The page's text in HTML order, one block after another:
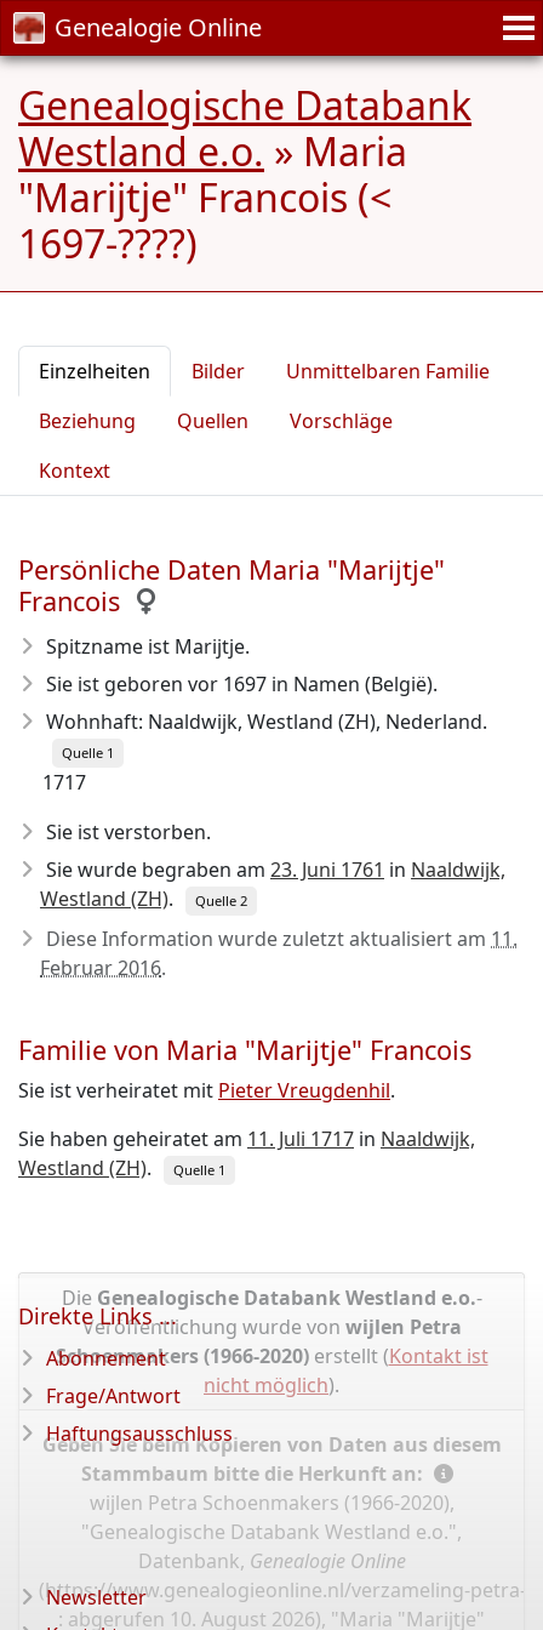
Genealogie Online
Genealogische Databank
Westland e.o. » Maria
"Marijtje" Francois (<
1697-????)
Einzelheiten Bilder
Unmittelbaren Familie
Beziehung
Quellen
Vorschläge
Kontext
Persönliche Daten Maria "Marijtje"
Francois
Spitzname ist Marijtje.
Sie ist geboren vor 1697 in Namen (België).
Wohnhaft: Naaldwijk, Westland (ZH), Nederland.
Quelle 1
1717
Sie ist verstorben.
Sie wurde begraben am 23. Juni 1761 in Naaldwijk,
Westland (ZH). Quelle 2
Diese Information wurde zuletzt aktualisiert am 11.
Februar 2016.
Familie von Maria "Marijtje" Francois
Sie ist verheiratet mit Pieter Vreugdenhil.
Sie haben geheiratet am 11. Juli 1717 in Naaldwijk,
Westland (ZH). Quelle 1
Die Genealogische Databank Westland e.o.-
Veröffentlichung wurde von wijlen Petra
Schoenmakers (1966-2020)erstellt (Kontakt ist
nicht möglich).
Geben Sie beim Kopieren von Daten aus diesem
Stammbaum bitte die Herkunft an:
wijlen Petra Schoenmakers (1966-2020),
"Genealogische Databank Westland e.o.",
Datenbank, Genealogie Online
(https://www.genealogieonline.nl/verzameling-petra-
: abgerufen 10. August 2026), "Maria "Marijtje"
Direkte Links ...
Abonnement
Frage/Antwort
Haftungsausschluss
Newsletter